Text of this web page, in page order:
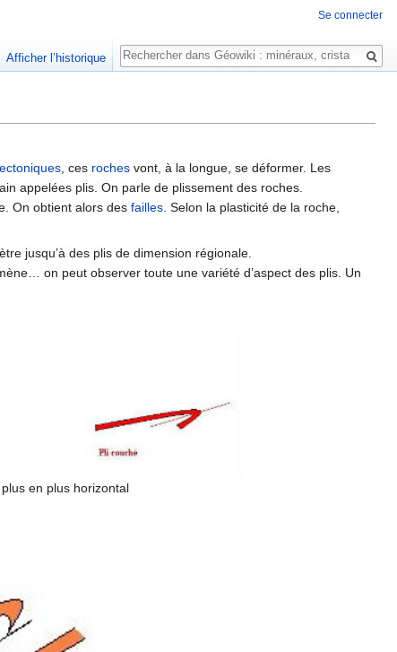
, ces roches vont, à la longue, se déformer. Les
appelées plis. On parle de plissement des roches.
On obtient alors des failles . Selon la plasticité de la roche,
jusqu’à des plis de dimension régionale.
on peut observer toute une variété d’aspect des plis. Un
en plus horizontal
Se connecter
Afficher l’historique
Rechercher